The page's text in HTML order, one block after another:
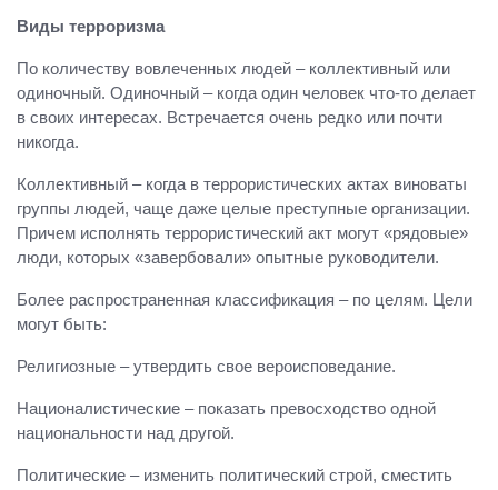
Виды терроризма
По количеству вовлеченных людей – коллективный или
одиночный. Одиночный – когда один человек что-то делает
в своих интересах. Встречается очень редко или почти
никогда.
Коллективный – когда в террористических актах виноваты
группы людей, чаще даже целые преступные организации.
Причем исполнять террористический акт могут «рядовые»
люди, которых «завербовали» опытные руководители.
Более распространенная классификация – по целям. Цели
могут быть:
Религиозные – утвердить свое вероисповедание.
Националистические – показать превосходство одной
национальности над другой.
Политические – изменить политический строй, сместить